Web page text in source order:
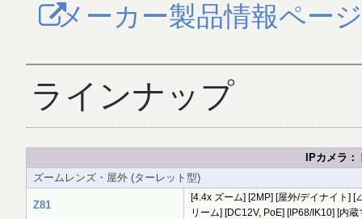
メーカー製品情報ページ
ラインナップ
IPカメラ
ズームレンズ・屋外 (ターレット型)
Z81
[4.4x ズーム] [2MP] [屋外/デイナイト]
リーム] [DC12V, PoE] [IP68/IK10] [内蔵